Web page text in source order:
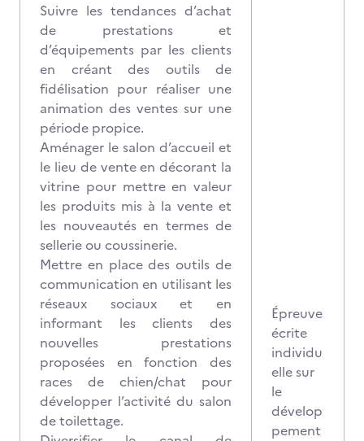
Suivre les tendances d’achat
de prestations et
d’équipements par les clients
en créant des outils de
fidélisation pour réaliser une
animation des ventes sur une
période propice.
Aménager le salon d’accueil et
le lieu de vente en décorant la
vitrine pour mettre en valeur
les produits mis à la vente et
les nouveautés en termes de
sellerie ou coussinerie.
Mettre en place des outils de
communication en utilisant les
réseaux sociaux et en
informant les clients des
nouvelles prestations
proposées en fonction des
races de chien/chat pour
développer l’activité du salon
de toilettage.
Épreuve
écrite
individu
elle sur
le
dévelop
pement